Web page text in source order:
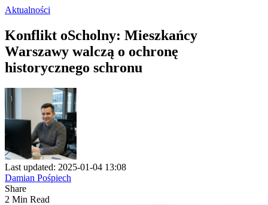
Aktualności
Konflikt oScholny: Mieszkańcy
Warszawy walczą o ochronę
historycznego schronu
Last updated: 2025-01-04 13:08
Damian Pośpiech
Share
2 Min Read